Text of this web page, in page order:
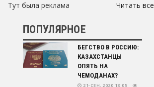
29-СЕН, 2020 11:48
ЛЕКАРСТВАМИ ДЕТЕЙ С РЕДКИМИ
ЗАБОЛЕВАНИЯМИ НА
29-СЕН, 2020 11:14
Читать
Тут была реклама
ПОПУЛЯРНОЕ
БЕГСТВО В РОССИЮ:
КАЗАХСТАНЦЫ
ОПЯТЬ НА
ЧЕМОДАНАХ?
21-СЕН, 2020 18:05